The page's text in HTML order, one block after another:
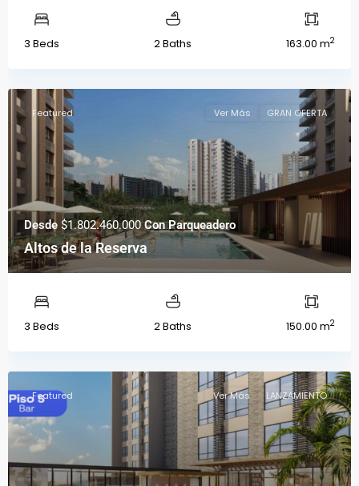
3 Beds 2 Baths 163.00 m2
Featured Ver Más GRAN OFERTA
Desde $1.802.460.000Con Parqueadero
Altos de la Reserva
3 Beds 2 Baths 150.00 m2
Featured Ver Más LANZAMIENTO